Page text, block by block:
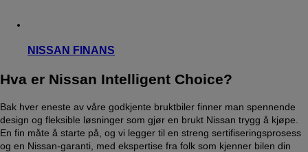
NISSAN FINANS
Hva er Nissan Intelligent Choice?
Bak hver eneste av våre godkjente bruktbiler finner man spennende
design og fleksible løsninger som gjør en brukt Nissan trygg å kjøpe.
En fin måte å starte på, og vi legger til en streng sertifiseringsprosess
og en Nissan-garanti, med ekspertise fra folk som kjenner bilen din